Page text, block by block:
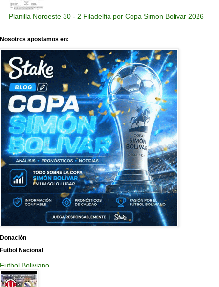
Planilla Noroeste 30 - 2 Filadelfia por Copa Simon Bolivar 2026
Nosotros apostamos en:
Donación
Futbol Nacional
Futbol Boliviano